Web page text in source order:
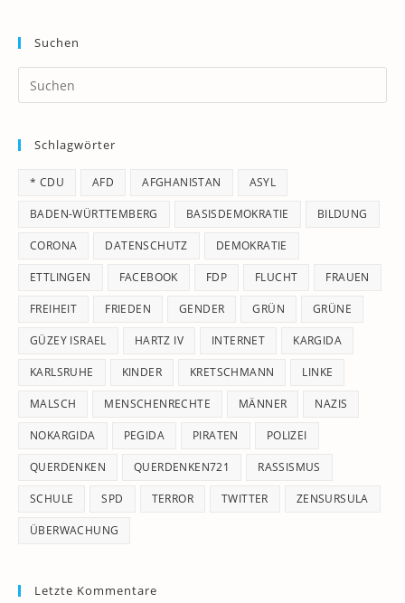
Suchen
Schlagwörter
* CDU AFD AFGHANISTAN ASYL
BADEN-WÜRTTEMBERG BASISDEMOKRATIE BILDUNG
CORONA DATENSCHUTZ DEMOKRATIE
ETTLINGEN FACEBOOK FDP FLUCHT FRAUEN
FREIHEIT FRIEDEN GENDER GRÜN GRÜNE
GÜZEY ISRAEL HARTZ IV INTERNET KARGIDA
KARLSRUHE KINDER KRETSCHMANN LINKE
MALSCH MENSCHENRECHTE MÄNNER NAZIS
NOKARGIDA PEGIDA PIRATEN POLIZEI
QUERDENKEN QUERDENKEN721 RASSISMUS
SCHULE SPD TERROR TWITTER ZENSURSULA
ÜBERWACHUNG
Letzte Kommentare